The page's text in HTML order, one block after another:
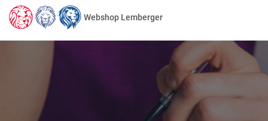
Webshop Lemberger